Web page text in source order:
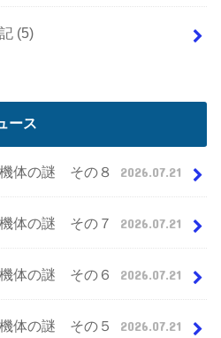
(5)
ース
体の謎 その８ 2026.07.21
体の謎 その７ 2026.07.21
体の謎 その６ 2026.07.21
体の謎 その５ 2026.07.21